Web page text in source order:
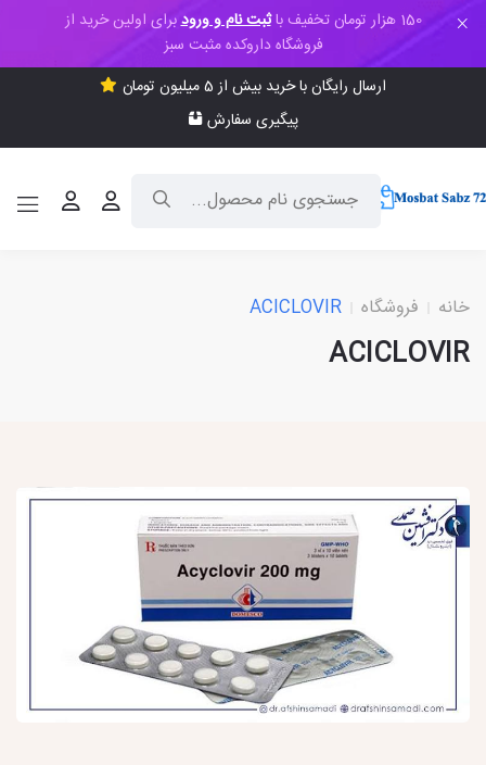
150 هزار تومان تخفیف با ثبت نام و ورودبرای اولین خرید از
فروشگاه داروکده مثبت سبز
ارسال رایگان با خرید بیش از 5 میلیون تومان
پیگیری سفارش
خانه فروشگاه ACICLOVIR
ACICLOVIR